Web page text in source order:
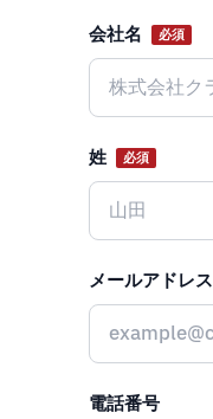
会社名 必須
姓 必須
メールアドレス
電話番号